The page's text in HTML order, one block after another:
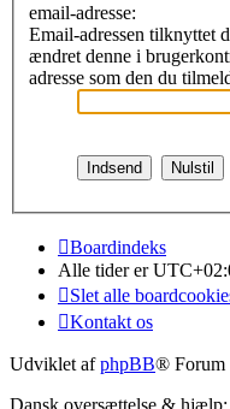
email-adresse:
Email-adressen tilknyttet
ændret denne i
adresse som den du
Boardindeks
Alle tider er
Slet alle
Kontakt os
Udviklet afphpBB® Forum
Dansk oversættelse & hjælp: